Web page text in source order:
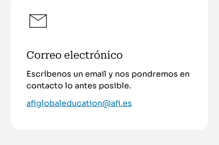
Correo electrónico
Escríbenos un email y nos pondremos en
contacto lo antes posible.
afiglobaleducation@afi.es